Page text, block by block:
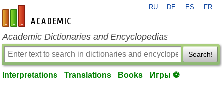
en-academic.com
RU DE ES FR
Academic Dictionaries and Encyclopedias
Search!
Interpretations Translations Books Игры ⚽